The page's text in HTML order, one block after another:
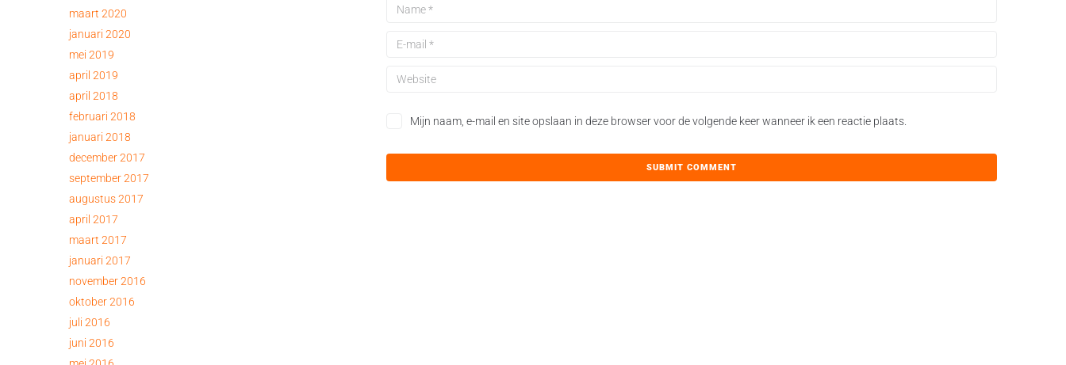
Mijn naam, e-mail en site opslaan in deze browser voor de volgende keer wanneer ik een reactie plaats.
maart 2020
januari 2020
mei 2019
april 2019
april 2018
februari 2018
januari 2018
december 2017
september 2017
augustus 2017
april 2017
maart 2017
januari 2017
november 2016
oktober 2016
juli 2016
juni 2016